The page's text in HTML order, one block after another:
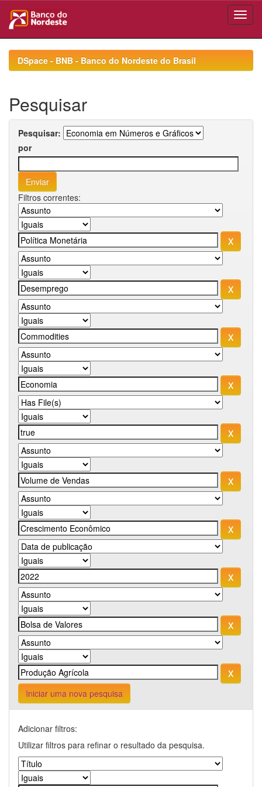
navigationDSpace - BNB - Banco do Nordeste do Brasil
Pesquisar
Pesquisar:
por
Filtros correntes:
Iniciar uma nova pesquisa
Adicionar filtros:
Utilizar filtros para refinar o resultado da pesquisa.